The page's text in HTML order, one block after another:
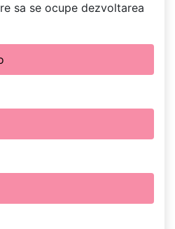
sa se ocupe dezvoltarea